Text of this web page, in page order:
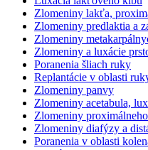
Zlomeniny lakťa,
Zlomeniny predlaktia a
Zlomeniny
Zlomeniny a luxácie
Poranenia šliach ruky
Replantácie v oblasti
Zlomeniny panvy
Zlomeniny acetabula,
Zlomeniny
Zlomeniny diafýzy a
Poranenia v oblasti